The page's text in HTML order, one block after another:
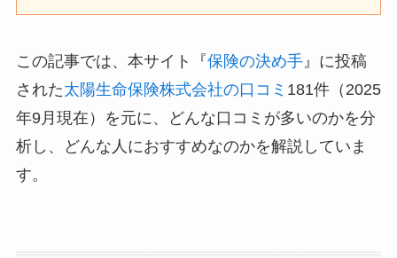
この記事では、本サイト『保険の決め手』に投稿
された太陽生命保険株式会社の口コミ 181件（2025
年9月現在）を元に、どんな口コミが多いのかを分
析し、どんな人におすすめなのかを解説していま
す。